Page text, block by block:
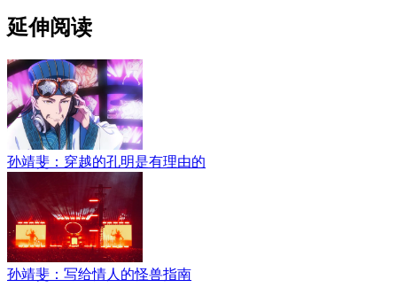
延伸阅读
孙靖斐：穿越的孔明是有理由的
孙靖斐：写给情人的怪兽指南